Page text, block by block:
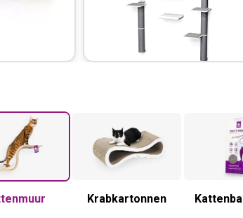
Krabkartonnen